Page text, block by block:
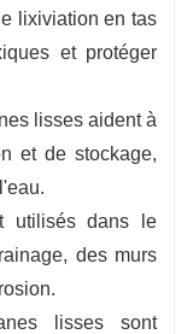
lixiviation en tas
et protéger
lisses aident à
et de stockage,
utilisés dans le
des murs
lisses sont